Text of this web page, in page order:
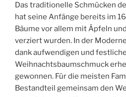
Das traditionelle Schmücken
hat seine Anfänge bereits im
Bäume vor allem mit Äpfeln
verziert wurden. In der
dank aufwendigen und
Weihnachtsbaumschmuck
gewonnen. Für die meisten
Bestandteil gemeinsam den